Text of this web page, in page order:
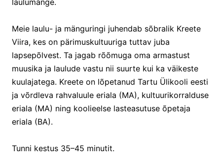
laulumänge.
Meie laulu- ja mänguringi juhendab sõbralik Kreete
Viira, kes on pärimuskultuuriga tuttav juba
lapsepõlvest. Ta jagab rõõmuga oma armastust
muusika ja laulude vastu nii suurte kui ka väikeste
kuulajatega. Kreete on lõpetanud Tartu Ülikooli eesti
ja võrdleva rahvaluule eriala (MA), kultuurikorralduse
eriala (MA) ning koolieelse lasteasutuse õpetaja
eriala (BA).
Tunni kestus 35–45 minutit.